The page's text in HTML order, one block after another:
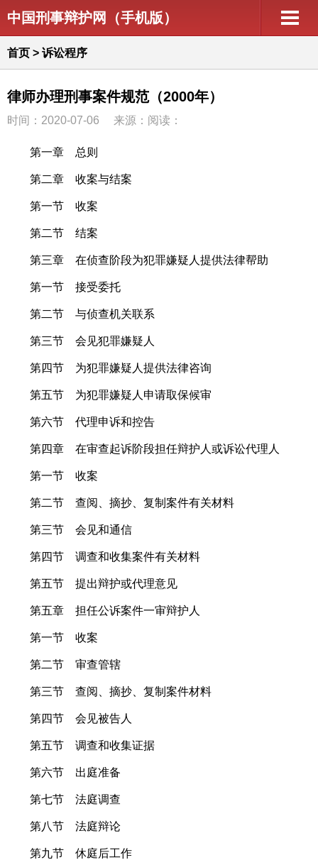
中国刑事辩护网（手机版）
首页 > 诉讼程序
律师办理刑事案件规范（2000年）
时间：2020-07-06 来源：阅读：
第一章 总则
第二章 收案与结案
第一节 收案
第二节 结案
第三章 在侦查阶段为犯罪嫌疑人提供法律帮助
第一节 接受委托
第二节 与侦查机关联系
第三节 会见犯罪嫌疑人
第四节 为犯罪嫌疑人提供法律咨询
第五节 为犯罪嫌疑人申请取保候审
第六节 代理申诉和控告
第四章 在审查起诉阶段担任辩护人或诉讼代理人
第一节 收案
第二节 查阅、摘抄、复制案件有关材料
第三节 会见和通信
第四节 调查和收集案件有关材料
第五节 提出辩护或代理意见
第五章 担任公诉案件一审辩护人
第一节 收案
第二节 审查管辖
第三节 查阅、摘抄、复制案件材料
第四节 会见被告人
第五节 调查和收集证据
第六节 出庭准备
第七节 法庭调查
第八节 法庭辩论
第九节 休庭后工作